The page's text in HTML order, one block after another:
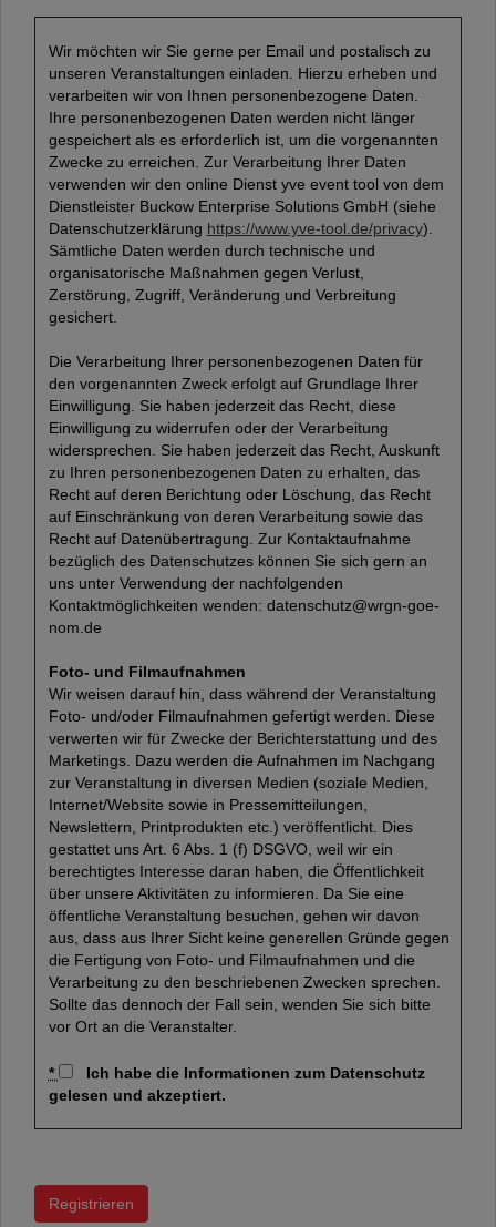
Wir möchten wir Sie gerne per Email und postalisch zu
unseren Veranstaltungen einladen. Hierzu erheben und
verarbeiten wir von Ihnen personenbezogene Daten.
Ihre personenbezogenen Daten werden nicht länger
gespeichert als es erforderlich ist, um die vorgenannten
Zwecke zu erreichen. Zur Verarbeitung Ihrer Daten
verwenden wir den online Dienst yve event tool von dem
Dienstleister Buckow Enterprise Solutions GmbH (siehe
Datenschutzerklärung https://www.yve-tool.de/privacy).
Sämtliche Daten werden durch technische und
organisatorische Maßnahmen gegen Verlust,
Zerstörung, Zugriff, Veränderung und Verbreitung
gesichert.
Die Verarbeitung Ihrer personenbezogenen Daten für
den vorgenannten Zweck erfolgt auf Grundlage Ihrer
Einwilligung. Sie haben jederzeit das Recht, diese
Einwilligung zu widerrufen oder der Verarbeitung
widersprechen. Sie haben jederzeit das Recht, Auskunft
zu Ihren personenbezogenen Daten zu erhalten, das
Recht auf deren Berichtung oder Löschung, das Recht
auf Einschränkung von deren Verarbeitung sowie das
Recht auf Datenübertragung. Zur Kontaktaufnahme
bezüglich des Datenschutzes können Sie sich gern an
uns unter Verwendung der nachfolgenden
Kontaktmöglichkeiten wenden: datenschutz@wrgn-goe-
nom.de
Foto- und Filmaufnahmen
Wir weisen darauf hin, dass während der Veranstaltung
Foto- und/oder Filmaufnahmen gefertigt werden. Diese
verwerten wir für Zwecke der Berichterstattung und des
Marketings. Dazu werden die Aufnahmen im Nachgang
zur Veranstaltung in diversen Medien (soziale Medien,
Internet/Website sowie in Pressemitteilungen,
Newslettern, Printprodukten etc.) veröffentlicht. Dies
gestattet uns Art. 6 Abs. 1 (f) DSGVO, weil wir ein
berechtigtes Interesse daran haben, die Öffentlichkeit
über unsere Aktivitäten zu informieren. Da Sie eine
öffentliche Veranstaltung besuchen, gehen wir davon
aus, dass aus Ihrer Sicht keine generellen Gründe gegen
die Fertigung von Foto- und Filmaufnahmen und die
Verarbeitung zu den beschriebenen Zwecken sprechen.
Sollte das dennoch der Fall sein, wenden Sie sich bitte
vor Ort an die Veranstalter.
*
Ich habe die Informationen zum Datenschutz
gelesen und akzeptiert.